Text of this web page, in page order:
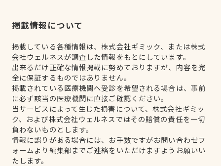
掲載情報について
掲載している各種情報は、株式会社ギミック、または株式
会社ウェルネスが調査した情報をもとにしています。
出来るだけ正確な情報掲載に努めておりますが、内容を完
全に保証するものではありません。
掲載されている医療機関へ受診を希望される場合は、事前
に必ず該当の医療機関に直接ご確認ください。
当サービスによって生じた損害について、株式会社ギミッ
ク、および株式会社ウェルネスではその賠償の責任を一切
負わないものとします。
情報に誤りがある場合には、お手数ですがお問い合わせフ
ォームより編集部までご連絡をいただけますようお願いい
たします。